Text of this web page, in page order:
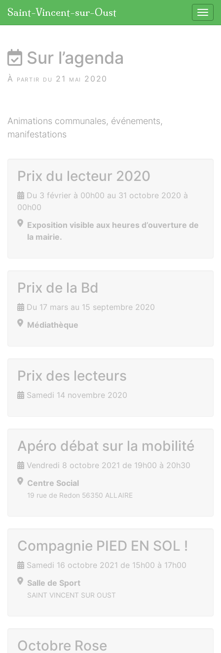
Saint-Vincent-sur-Oust
Sur l’agenda
À partir du 21 mai 2020
Animations communales, événements,
manifestations
Prix du lecteur 2020
Du 3 février à 00h00 au 31 octobre 2020 à
00h00
Exposition visible aux heures d’ouverture de
la mairie.
Prix de la Bd
Du 17 mars au 15 septembre 2020
Médiathèque
Prix des lecteurs
Samedi 14 novembre 2020
Apéro débat sur la mobilité
Vendredi 8 octobre 2021 de 19h00 à 20h30
Centre Social
19 rue de Redon 56350 ALLAIRE
Compagnie PIED EN SOL !
Samedi 16 octobre 2021 de 15h00 à 17h00
Salle de Sport
SAINT VINCENT SUR OUST
Octobre Rose
Panneau de gestion des cookies